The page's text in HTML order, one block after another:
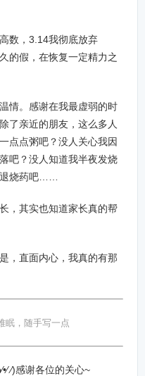
数，3.14我彻底放弃
的假，在恢复一定精力之
情。感谢在我最虚弱的时
了亲近的朋友，这么多人
点点粥吧？没人关心我因
吧？没人知道我半夜发烧
烧药吧……
，其实也知道家长真的帮
，直面内心，我真的有那
眠，随手写一点
⁄)感谢各位的关心~